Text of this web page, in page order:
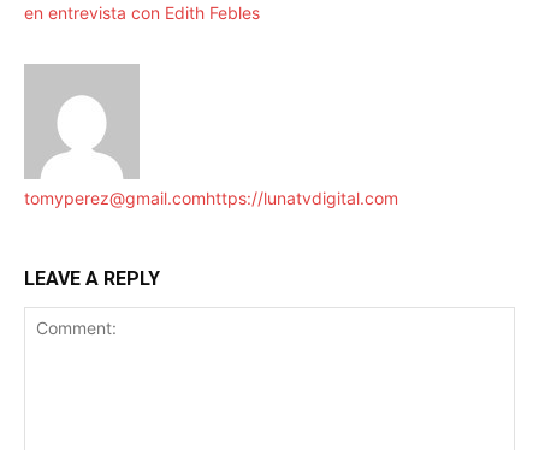
en entrevista con Edith Febles
tomyperez@gmail.comhttps://lunatvdigital.com
LEAVE A REPLY